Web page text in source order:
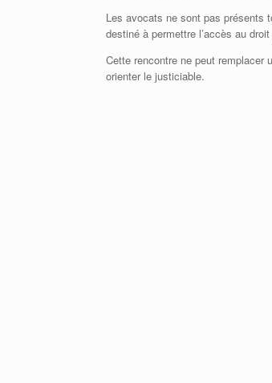
Les avocats ne sont pas présents
destiné à permettre l’accès au
Cette rencontre ne peut remplacer
orienter le justiciable.